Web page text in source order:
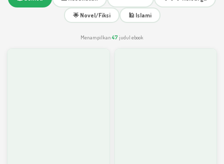
🌟 Novel/Fiksi 🕌 Islami
Menampilkan47 judul ebook